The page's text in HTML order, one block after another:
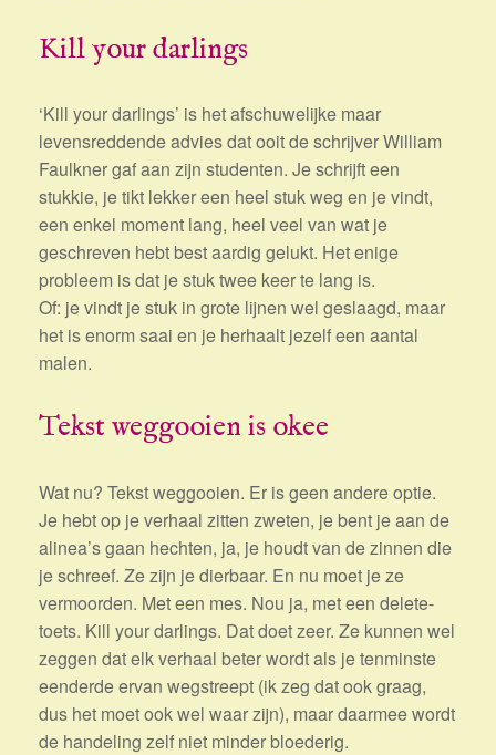
Kill your darlings
‘Kill your darlings’ is het afschuwelijke maar
levensreddende advies dat ooit de schrijver William
Faulkner gaf aan zijn studenten. Je schrijft een
stukkie, je tikt lekker een heel stuk weg en je vindt,
een enkel moment lang, heel veel van wat je
geschreven hebt best aardig gelukt. Het enige
probleem is dat je stuk twee keer te lang is.
Of: je vindt je stuk in grote lijnen wel geslaagd, maar
het is enorm saai en je herhaalt jezelf een aantal
malen.
Tekst weggooien is okee
Wat nu? Tekst weggooien. Er is geen andere optie.
Je hebt op je verhaal zitten zweten, je bent je aan de
alinea’s gaan hechten, ja, je houdt van de zinnen die
je schreef. Ze zijn je dierbaar. En nu moet je ze
vermoorden. Met een mes. Nou ja, met een delete-
toets. Kill your darlings. Dat doet zeer. Ze kunnen wel
zeggen dat elk verhaal beter wordt als je tenminste
eenderde ervan wegstreept (ik zeg dat ook graag,
dus het moet ook wel waar zijn), maar daarmee wordt
de handeling zelf niet minder bloederig.